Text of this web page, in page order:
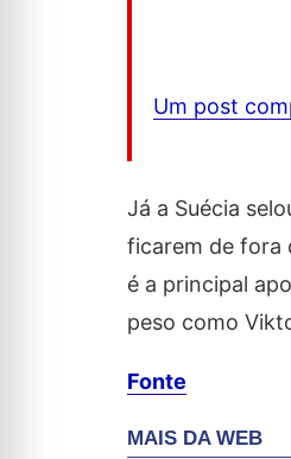
Um post
Já a Suécia
ficarem de fora
é a principal
peso como
Fonte